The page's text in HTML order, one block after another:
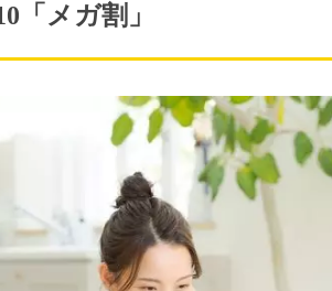
「メガ割」